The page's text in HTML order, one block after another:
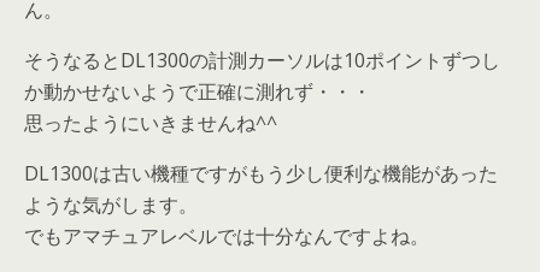
ん。
そうなるとDL1300の計測カーソルは10ポイントずつし
か動かせないようで正確に測れず・・・
思ったようにいきませんね^^
DL1300は古い機種ですがもう少し便利な機能があった
ような気がします。
でもアマチュアレベルでは十分なんですよね。